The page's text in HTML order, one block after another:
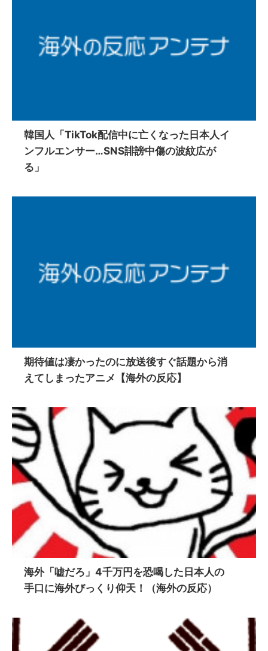
韓国人「TikTok配信中に亡くなった日本人イ
ンフルエンサー…SNS誹謗中傷の波紋広が
る」
期待値は凄かったのに放送後すぐ話題から消
えてしまったアニメ【海外の反応】
海外「嘘だろ」4千万円を恐喝した日本人の
手口に海外びっくり仰天！（海外の反応）